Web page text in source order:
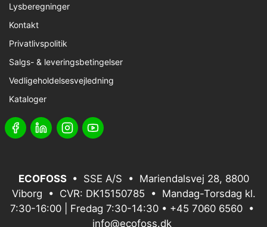
Lysberegninger
Kontakt
Privatlivspolitik
Salgs- & leveringsbetingelser
Vedligeholdelsesvejledning
Kataloger
ECOFOSS • SSE A/S • Mariendalsvej 28, 8800
Viborg • CVR: DK15150785 • Mandag-Torsdag kl.
7:30-16:00 | Fredag 7:30-14:30 • +45 7060 6560 •
info@ecofoss.dk